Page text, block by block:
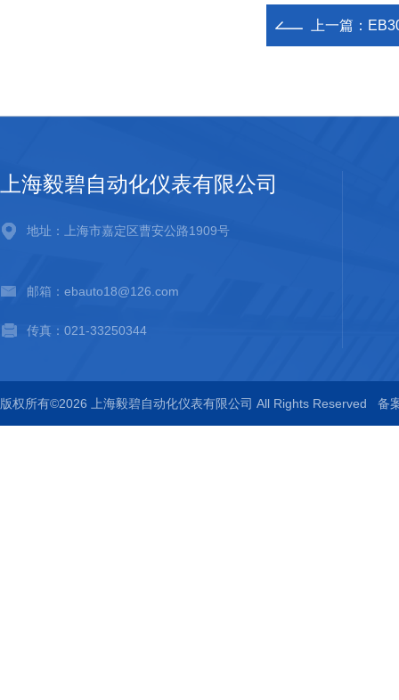
上一篇：
上海毅碧自动化仪表有限公司
地址：上海市嘉定区曹安公路1909号
邮箱：ebauto18@126.com
传真：021-33250344
版权所有©2026 上海毅碧自动化仪表有限公司 All Rights Reserved 备